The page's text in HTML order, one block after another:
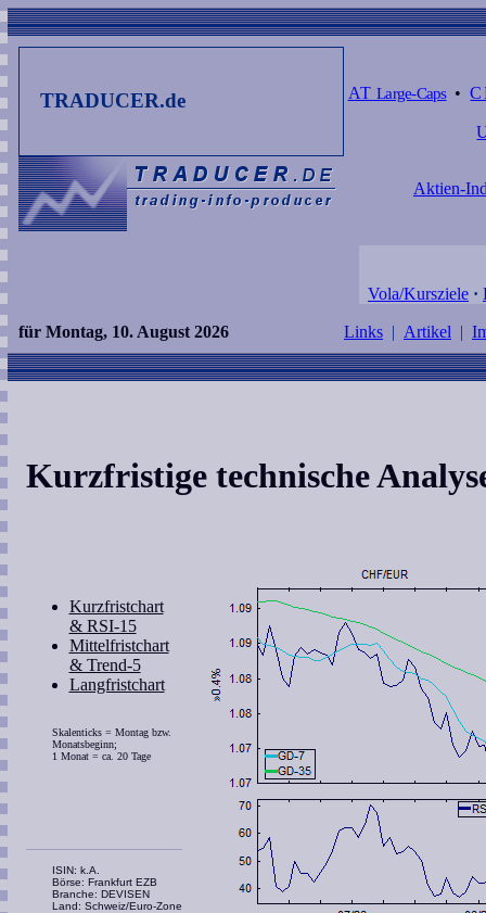
TRADUCER.de AT Large-Caps•
Aktien-
Vola/Kursziele ·
für Montag, 10. August 2026 Links | Artikel |
Kurzfristige technische
Kurzfristchart
& RSI-15
Mittelfristchart
& Trend-5
Langfristchart
Skalenticks = Montag bzw.
Monatsbeginn;
1 Monat = ca. 20 Tage
ISIN: k.A.
Börse: Frankfurt EZB
Branche: DEVISEN
Land: Schweiz/Euro-Zone